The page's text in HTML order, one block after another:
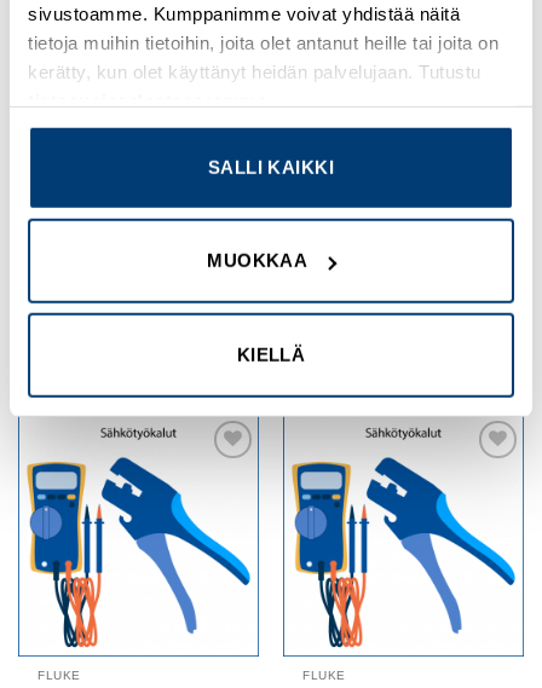
sivustoamme. Kumppanimme voivat yhdistää näitä
tietoja muihin tietoihin, joita olet antanut heille tai joita on
kerätty, kun olet käyttänyt heidän palvelujaan. Tutustu
SALLI KAIKKI
MUOKKAA
KIELLÄ
Kirjaudu sisään nähdäksesi
hinnat ja käyttääksesi
SureGrip-
Tuotekoodi TL224
hinnat ja käyttääksesi
verkkokauppaa
FLUKE FLUKE